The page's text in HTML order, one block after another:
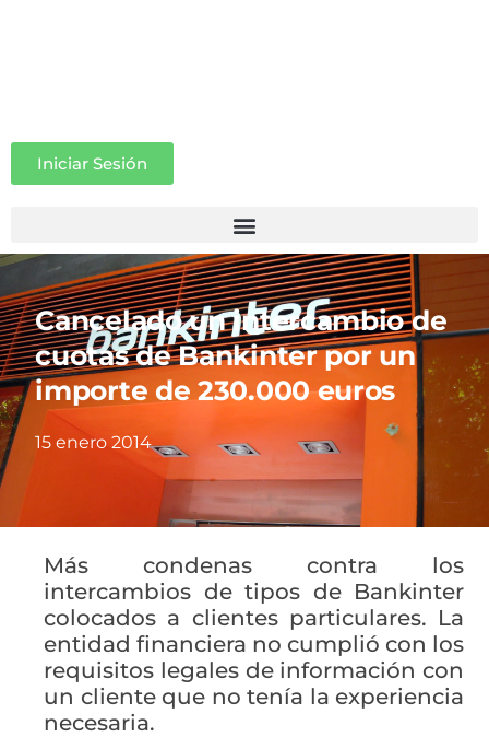
Iniciar Sesión
Cancelado un intercambio de
cuotas de Bankinter por un
importe de 230.000 euros
15 enero 2014
Más condenas contra los
intercambios de tipos de Bankinter
colocados a clientes particulares. La
entidad financiera no cumplió con los
requisitos legales de información con
un cliente que no tenía la experiencia
necesaria.